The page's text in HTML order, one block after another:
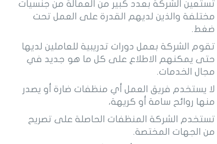
تستعين الشركة بعدد كبير من العمالة من جنسيات
مختلفة والذين لديهم القدرة على العمل تحت
ضغط.
تقوم الشركة بعمل دورات تدريبية للعاملين لديها
حتى يمكنهم الاطلاع على كل ما هو جديد في
مجال الخدمات.
لا يستخدم فريق العمل أي منظفات ضارة أو يصدر
منها روائح سامة أو كريهة،
تستخدم الشركة المنظفات الحاصلة على تصريح
من الجهات المختصة.